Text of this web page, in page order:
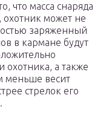
что масса снаряда
охотник может не
заряженный
в кармане будут
охотника, а также
меньше весит
стрелок его